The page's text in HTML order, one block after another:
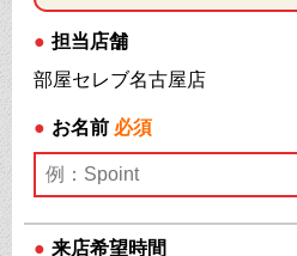
● 担当店舗
部屋セレブ名古屋店
● お名前 必須
● 来店希望時間